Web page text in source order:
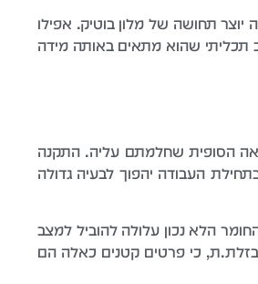
תחושה של מלון בוטיק. אפילו
תכליתי שהוא מתאים באותה מידה
הסופית שחלמתם עליה. התקנה
העבודה יהפוך לבעיה גדולה
הלא נכון עלולה להוביל למצב
כי פרטים קטנים כאלה הם